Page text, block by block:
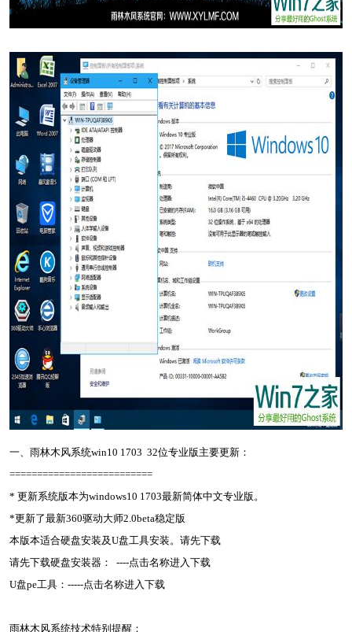
一、雨林木风系统win10 1703 32位专业版主要更新：
==========================
* 更新系统版本为windows10 1703最新简体中文专业版。
*更新了最新360驱动大师2.0beta稳定版
本版本适合硬盘安装及U盘工具安装。请先下载
请先下载硬盘安装器： ----点击名称进入下载
U盘pe工具：-----点击名称进入下载
雨林木风系统技术特别提醒：